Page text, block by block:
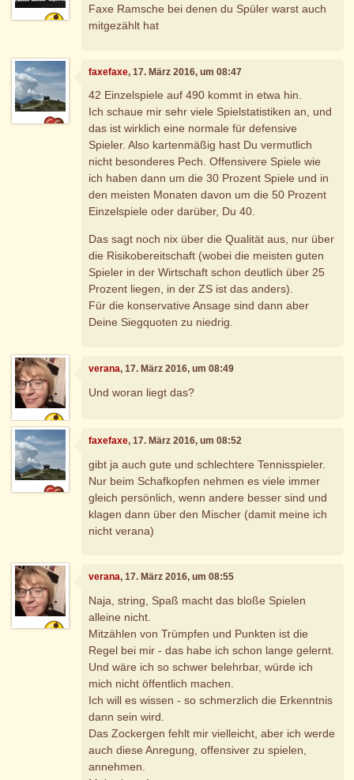
Faxe Ramsche bei denen du Spüler warst auch
mitgezählt hat
faxefaxe, 17. März 2016, um 08:47
42 Einzelspiele auf 490 kommt in etwa hin.
Ich schaue mir sehr viele Spielstatistiken an, und
das ist wirklich eine normale für defensive
Spieler. Also kartenmäßig hast Du vermutlich
nicht besonderes Pech. Offensivere Spiele wie
ich haben dann um die 30 Prozent Spiele und in
den meisten Monaten davon um die 50 Prozent
Einzelspiele oder darüber, Du 40.
Das sagt noch nix über die Qualität aus, nur über
die Risikobereitschaft (wobei die meisten guten
Spieler in der Wirtschaft schon deutlich über 25
Prozent liegen, in der ZS ist das anders).
Für die konservative Ansage sind dann aber
Deine Siegquoten zu niedrig.
verana, 17. März 2016, um 08:49
Und woran liegt das?
faxefaxe, 17. März 2016, um 08:52
gibt ja auch gute und schlechtere Tennisspieler.
Nur beim Schafkopfen nehmen es viele immer
gleich persönlich, wenn andere besser sind und
klagen dann über den Mischer (damit meine ich
nicht verana)
verana, 17. März 2016, um 08:55
Naja, string, Spaß macht das bloße Spielen
alleine nicht.
Mitzählen von Trümpfen und Punkten ist die
Regel bei mir - das habe ich schon lange gelernt.
Und wäre ich so schwer belehrbar, würde ich
mich nicht öffentlich machen.
Ich will es wissen - so schmerzlich die Erkenntnis
dann sein wird.
Das Zockergen fehlt mir vielleicht, aber ich werde
auch diese Anregung, offensiver zu spielen,
annehmen.